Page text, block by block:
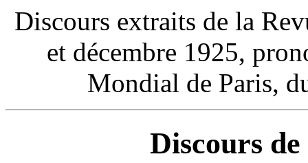
Discours extraits de la
et décembre 1925,
Mondial de Paris,
Discours